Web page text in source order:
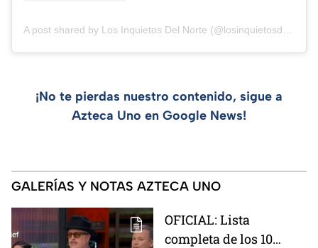
¡No te pierdas nuestro contenido, sigue a
Azteca Uno en Google News!
GALERÍAS Y NOTAS AZTECA UNO
OFICIAL: Lista
completa de los 10